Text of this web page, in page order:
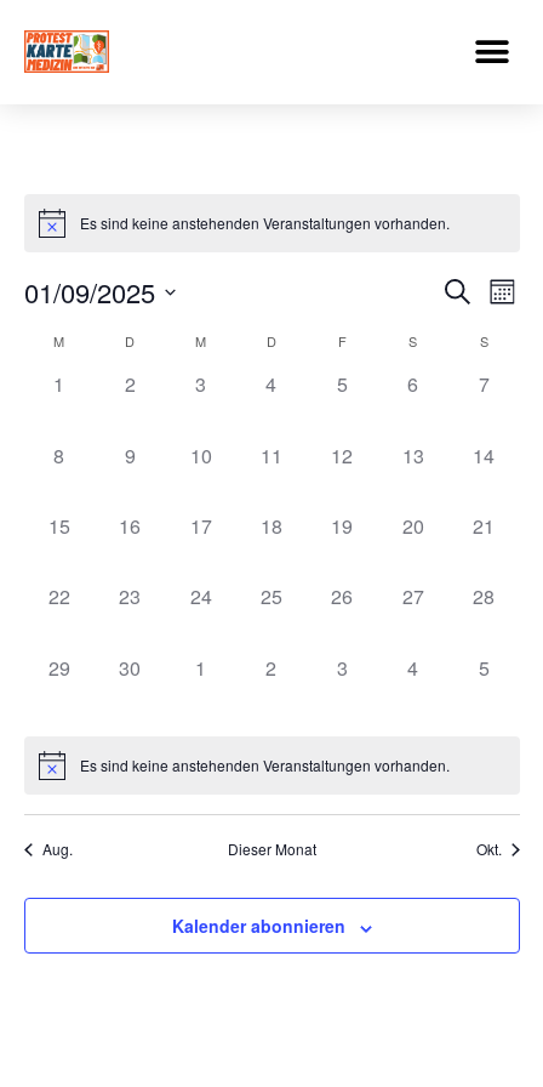
Es sind keine anstehenden Veranstaltungen vorhanden.
und
Suche
01/09/2025
wählen.
Kalender
von
Veranstaltungen
M D M D F S S
0 Veranstaltungen,
1 0 Veranstaltungen,
2 0 Veranstaltungen,
3 0 Veranstaltungen,
4 0 Veranstaltungen,
5 0
6 0
7
0 Veranstaltungen,
8 0 Veranstaltungen,
9 0 Veranstaltungen,
10 0 Veranstaltungen,
11 0 Veranstaltungen,
12 0
13 0
14
0 Veranstaltungen,
15 0 Veranstaltungen,
16 0 Veranstaltungen,
17 0 Veranstaltungen,
18 0 Veranstaltungen,
19 0
20 0
21
0 Veranstaltungen,
22 0 Veranstaltungen,
23 0 Veranstaltungen,
24 0 Veranstaltungen,
25 0 Veranstaltungen,
26 0
27 0
28
0 Veranstaltungen,
29 0 Veranstaltungen,
30 0 Veranstaltungen,
1 0 Veranstaltungen,
2 0 Veranstaltungen,
3 0
4 0
5
Es sind keine anstehenden Veranstaltungen vorhanden.
Aug. Dieser Monat Okt.
Kalender abonnieren